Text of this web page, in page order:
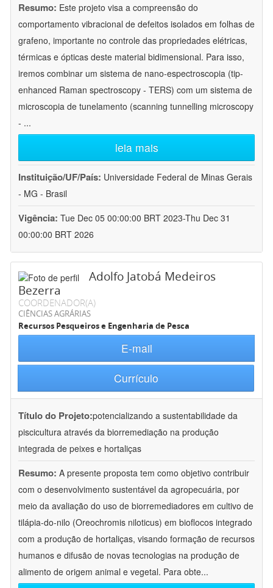
Resumo: Este projeto visa a compreensão do
comportamento vibracional de defeitos isolados em folhas de
grafeno, importante no controle das propriedades elétricas,
térmicas e ópticas deste material bidimensional. Para isso,
iremos combinar um sistema de nano-espectroscopia (tip-
enhanced Raman spectroscopy - TERS) com um sistema de
microscopia de tunelamento (scanning tunnelling microscopy
- ...
leia mais
Instituição/UF/País: Universidade Federal de Minas Gerais
- MG - Brasil
Vigência: Tue Dec 05 00:00:00 BRT 2023-Thu Dec 31
00:00:00 BRT 2026
Adolfo Jatobá Medeiros
Bezerra
COORDENADOR(A)
CIÊNCIAS AGRÁRIAS
Recursos Pesqueiros e Engenharia de Pesca
E-mail
Currículo
Título do Projeto:potencializando a sustentabilidade da
piscicultura através da biorremediação na produção
integrada de peixes e hortaliças
Resumo: A presente proposta tem como objetivo contribuir
com o desenvolvimento sustentável da agropecuária, por
meio da avaliação do uso de biorremediadores em cultivo de
tilápia-do-nilo (Oreochromis niloticus) em bioflocos integrado
com a produção de hortaliças, visando formação de recursos
humanos e difusão de novas tecnologias na produção de
alimento de origem animal e vegetal. Para obte...